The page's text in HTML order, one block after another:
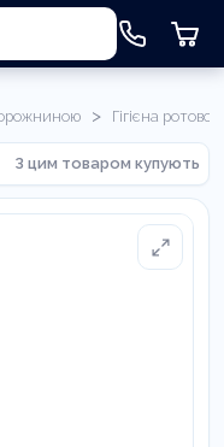
> Гігієна
З цим товаром купують